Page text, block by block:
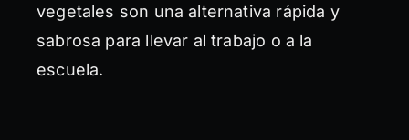
vegetales son una alternativa rápida y
sabrosa para llevar al trabajo o a la
escuela.